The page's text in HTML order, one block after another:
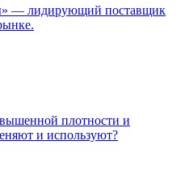
— лидирующий поставщик
плотности и
и используют?